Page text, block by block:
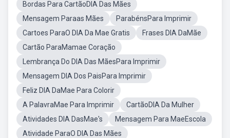
Bordas Para CartãoDIA Das Mães
Mensagem Paraas Mães
ParabénsPara Imprimir
Cartoes ParaO DIA Da Mae Gratis
Frases DIA DaMãe
Cartão ParaMamae Coração
Lembrança Do DIA Das MãesPara Imprimir
Mensagem DIA Dos PaisPara Imprimir
Feliz DIA DaMae Para Colorir
A PalavraMae Para Imprimir
CartãoDIA Da Mulher
Atividades DIA DasMae's
Mensagem Para MaeEscola
Atividade ParaO DIA Das Mães